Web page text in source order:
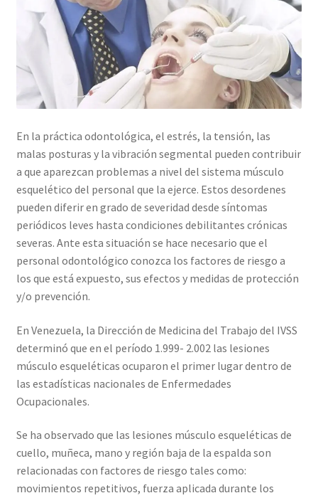
En la práctica odontológica, el estrés, la tensión, las
malas posturas y la vibración segmental pueden contribuir
a que aparezcan problemas a nivel del sistema músculo
esquelético del personal que la ejerce. Estos desordenes
pueden diferir en grado de severidad desde síntomas
periódicos leves hasta condiciones debilitantes crónicas
severas. Ante esta situación se hace necesario que el
personal odontológico conozca los factores de riesgo a
los que está expuesto, sus efectos y medidas de protección
y/o prevención.
En Venezuela, la Dirección de Medicina del Trabajo del IVSS
determinó que en el período 1.999- 2.002 las lesiones
músculo esqueléticas ocuparon el primer lugar dentro de
las estadísticas nacionales de Enfermedades
Ocupacionales.
Se ha observado que las lesiones músculo esqueléticas de
cuello, muñeca, mano y región baja de la espalda son
relacionadas con factores de riesgo tales como:
movimientos repetitivos, fuerza aplicada durante los